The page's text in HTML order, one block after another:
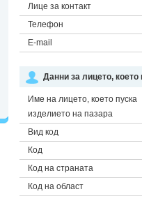
Лице за контакт
Телефон
E-mail
Данни за лицето,
Име на лицето, което пуска
изделието на пазара
Вид код
Код
Код на страната
Код на област